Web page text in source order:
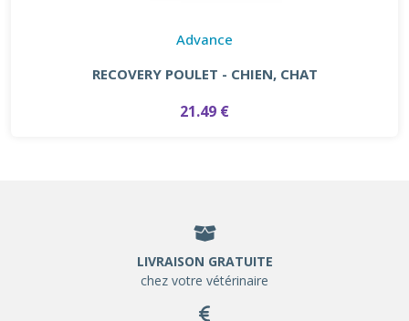
Advance
RECOVERY POULET - CHIEN, CHAT
21.49 €
LIVRAISON GRATUITE
chez votre vétérinaire